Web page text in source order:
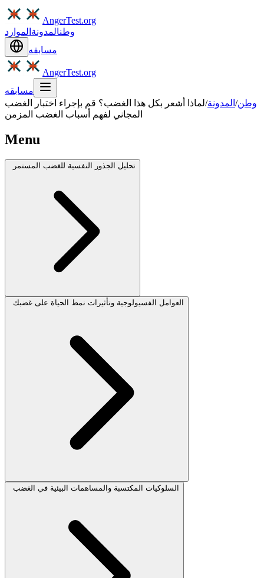
AngerTest.org
وطنالمدونة الموارد
مسابقه
AngerTest.org
مسابقه
وطن/ المدونة/لماذا أشعر بكل هذا الغضب؟ قم بإجراء اختبار الغضب
المجاني لفهم أسباب الغضب المزمن
Menu
تحليل الجذور النفسية للغضب المستمر
العوامل الفسيولوجية وتأثيرات نمط الحياة على غضبك
السلوكيات المكتسبة والمساهمات البيئية في الغضب